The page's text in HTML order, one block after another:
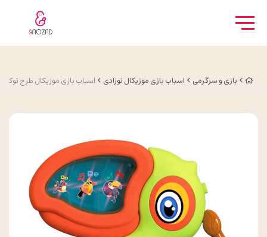
بازی و سرگرمی اسباب بازی موزیکال نوزادی اسباب بازی موزیکال طرح توکا Jialegu-toys کد 153-855